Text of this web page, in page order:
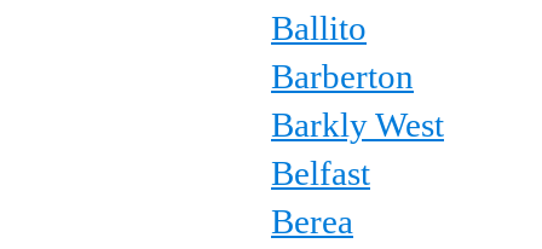
Ballito
Barberton
Barkly West
Belfast
Berea